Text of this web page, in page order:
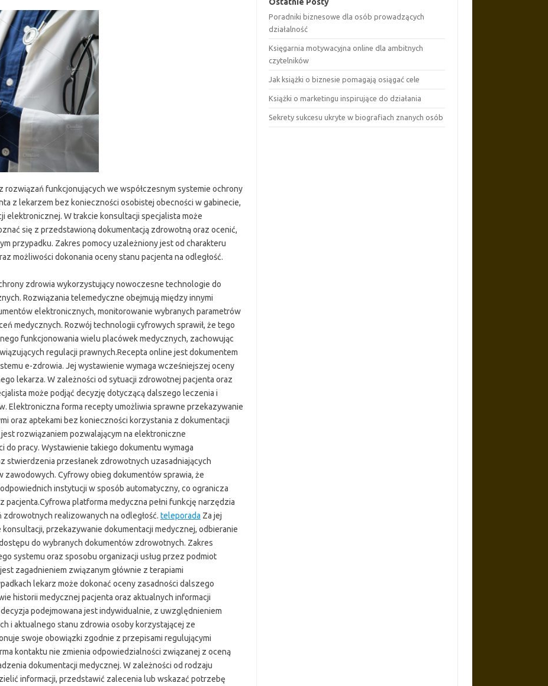
rozwiązań funkcjonujących we współczesnym systemie ochrony
z lekarzem bez konieczności osobistej obecności w gabinecie,
elektronicznej. W trakcie konsultacji specjalista może
się z przedstawioną dokumentacją zdrowotną oraz ocenić,
przypadku. Zakres pomocy uzależniony jest od charakteru
możliwości dokonania oceny stanu pacjenta na odległość.
zdrowia wykorzystujący nowoczesne technologie do
Rozwiązania telemedyczne obejmują między innymi
elektronicznych, monitorowanie wybranych parametrów
medycznych. Rozwój technologii cyfrowych sprawił, że tego
funkcjonowania wielu placówek medycznych, zachowując
regulacji prawnych.Recepta online jest dokumentem
e-zdrowia. Jej wystawienie wymaga wcześniejszej oceny
lekarza. W zależności od sytuacji zdrowotnej pacjenta oraz
może podjąć decyzję dotyczącą dalszego leczenia i
Elektroniczna forma recepty umożliwia sprawne przekazywanie
oraz aptekami bez konieczności korzystania z dokumentacji
rozwiązaniem pozwalającym na elektroniczne
pracy. Wystawienie takiego dokumentu wymaga
stwierdzenia przesłanek zdrowotnych uzasadniających
Cyfrowy obieg dokumentów sprawia, że
instytucji w sposób automatyczny, co ogranicza
platforma medyczna pełni funkcję narzędzia
realizowanych na odległość. teleporada Za jej
przekazywanie dokumentacji medycznej, odbieranie
do wybranych dokumentów zdrowotnych. Zakres
systemu oraz sposobu organizacji usług przez podmiot
zagadnieniem związanym głównie z terapiami
lekarz może dokonać oceny zasadności dalszego
historii medycznej pacjenta oraz aktualnych informacji
decyzja podejmowana jest indywidualnie, z uwzględnieniem
i aktualnego stanu zdrowia osoby korzystającej ze
swoje obowiązki zgodnie z przepisami regulującymi
kontaktu nie zmienia odpowiedzialności związanej z oceną
dokumentacji medycznej. W zależności od rodzaju
informacji, przedstawić zalecenia lub wskazać potrzebę
Poradniki biznesowe dla osób prowadzących
działalność
Księgarnia motywacyjna online dla ambitnych
czytelników
Jak książki o biznesie pomagają osiągać cele
Książki o marketingu inspirujące do działania
Sekrety sukcesu ukryte w biografiach znanych osób